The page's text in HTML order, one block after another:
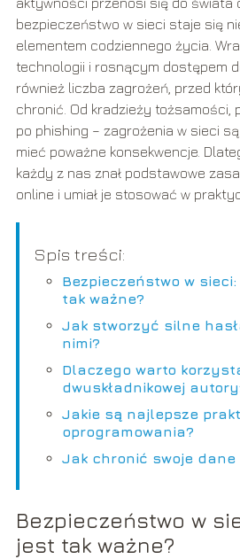
bezpieczeństwo w sieci staje się
elementem codziennego życia.
technologii i rosnącym dostępem
również liczba zagrożeń, przed
chronić. Od kradzieży tożsamości,
po phishing – zagrożenia w sieci
mieć poważne konsekwencje.
każdy z nas znał podstawowe
online i umiał je stosować w
Spis treści:
Bezpieczeństwo w
tak ważne?
Jak stworzyć silne
nimi?
Dlaczego warto
dwuskładnikowej
Jakie są najlepsze
oprogramowania?
Jak chronić swoje dane
Bezpieczeństwo w
jest tak ważne?